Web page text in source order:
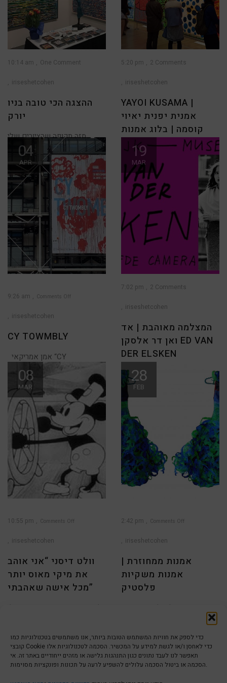
כדי לספק את חוויות המשתמש הטובות ביותר, אנו משתמשים בטכנולוגיות כמו
קובצי Cookie כדי לאחסן ו/או לגשת למידע על המכשיר. הסכמה לטכנולוגיות אלו
תאפשר לנו לעבד נתונים כגון התנהגות גלישה או מזהים ייחודיים באתר זה. אי
הסכמה או ביטול הסכמה עלולים להשפיע לרעה על תכונות ופונקציות מסוימות.
10:14 am One Comment
iriseshetcohen
ההצגה הכי טובה בניו
יורק
מזה תקופה שהציורים שלי
מוצגים נמכרים בגלריית Blue
Gallery במיאמי. בסוף השבוע
5:20 pm 2 Comments
iriseshetcohen
YAYOI KUSAMA |
אמנית יפנית יאיוי
קוסמה | בלוג אמנות
תערוכה שמחה לחג שמח! יפן –
ארץ השמש העולה! את הרומן
שלי
04
APR
9:26 am Comments Off
iriseshetcohen
CY TOWMBLY
TWOMBLY” זכרו את שמו ומי
שמזדמן לראות תערוכה
19
MAR
7:02 pm 2 Comments
iriseshetcohen
המצלמה מאוהבת | אד
ואן דר אלסקן ED VAN
DER ELSKEN
להיות צלם זאת דרך חיים,
כשמתרגלים לראות את החיים
דרך העדשה תמיד
08
MAR
10:55 pm Comments Off
מאוס
יותר
אישה
iriseshetcohen
וולט דיסני “אני אוהב
את מיקי מאוס יותר
מכל אישה שאהבתי”
לכבוד יום האישה שמתערבב לו
28
FEB
2:42 pm Comments Off
iriseshetcohen
אמנות ממחוזרת |
אמנות משקיות
פלסטיק
הכישרון הגדול של אמן מוכשר
הצהרת נגישות | Accessibility